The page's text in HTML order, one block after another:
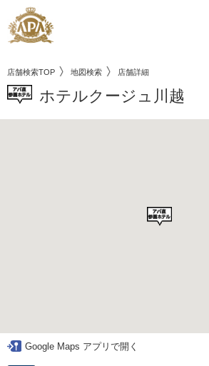
店舗検索TOP 地図検索 店舗詳細
ホテルクージュ川越
Google Maps アプリで開く